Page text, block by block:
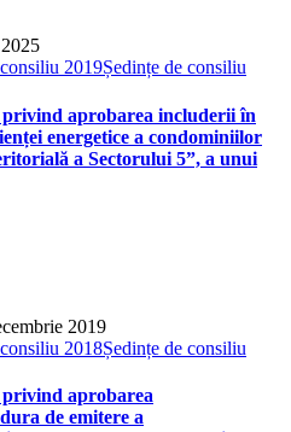
2019Ședințe de consiliu
privind aprobarea includerii în
energetice a condominiilor
a Sectorului 5”, a unui
2019
2018Ședințe de consiliu
privind aprobarea
de emitere a